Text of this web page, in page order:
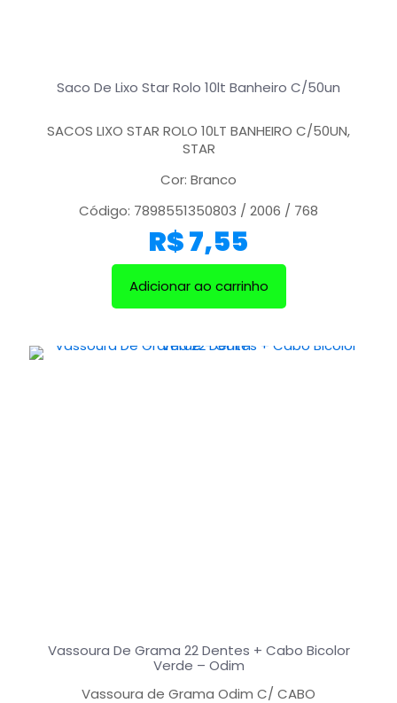
Saco De Lixo Star Rolo 10lt Banheiro C/50un
SACOS LIXO STAR ROLO 10LT BANHEIRO C/50UN,
STAR
Cor: Branco
Código: 7898551350803 / 2006 / 768
R$7,55
Adicionar ao carrinho
Vassoura De Grama 22 Dentes + Cabo Bicolor
Verde – Odim
Vassoura de Grama Odim C/ CABO